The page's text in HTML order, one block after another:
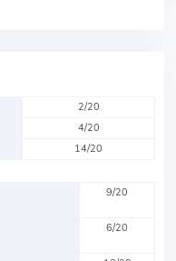
2/20
4/20
14/20
9/20
6/20